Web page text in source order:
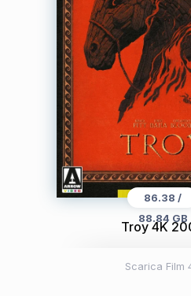
86.38 /
88.84 GB
Troy 4K
Scarica Film